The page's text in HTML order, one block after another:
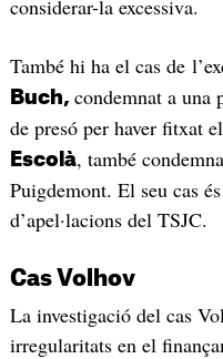
considerar-la excessiva.
També hi ha el cas de
Buch, condemnat a una
de presó per haver fitxat
Escolà, també
Puigdemont. El seu cas
d’apel·lacions del TSJC.
Cas Volhov
La investigació del cas
irregularitats en el